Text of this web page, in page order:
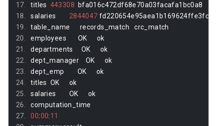
titles 443308
  bfa016c472df68e70a03facafa1bc0a8
salaries 2844047
table_name      records_match   crc_match
employees       OK      ok
departments     OK      ok
dept_manager    OK      ok
dept_emp        OK      ok
titles  OK      ok
salaries        OK      ok
computation_time
00:00:11